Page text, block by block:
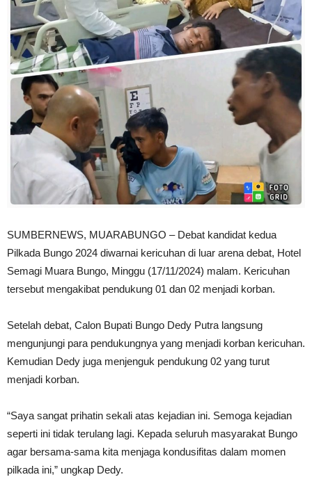
SUMBERNEWS, MUARABUNGO – Debat kandidat kedua
Pilkada Bungo 2024 diwarnai kericuhan di luar arena debat, Hotel
Semagi Muara Bungo, Minggu (17/11/2024) malam. Kericuhan
tersebut mengakibat pendukung 01 dan 02 menjadi korban.
Setelah debat, Calon Bupati Bungo Dedy Putra langsung
mengunjungi para pendukungnya yang menjadi korban kericuhan.
Kemudian Dedy juga menjenguk pendukung 02 yang turut
menjadi korban.
“Saya sangat prihatin sekali atas kejadian ini. Semoga kejadian
seperti ini tidak terulang lagi. Kepada seluruh masyarakat Bungo
agar bersama-sama kita menjaga kondusifitas dalam momen
pilkada ini,” ungkap Dedy.